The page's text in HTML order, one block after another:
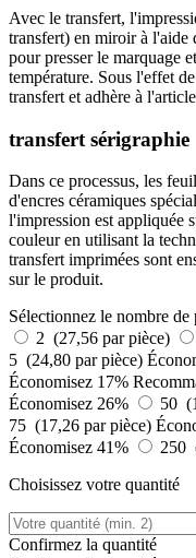
Avec le transfert,
transfert) en miroir à l'aide
pour presser le marquage
température. Sous l'effet
transfert et adhère à
transfert sérigraphie
Dans ce processus, les
d'encres céramiques
l'impression est appliquée
couleur en utilisant la
transfert imprimées sont
sur le produit.
Sélectionnez le nombre de
2 (27,56 par pièce)
5 (24,80 par pièce)
Économisez 17%
Économisez 26%
50
75 (17,26 par pièce)
Économisez 41%
250
Choisissez votre quantité
Confirmez la quantité